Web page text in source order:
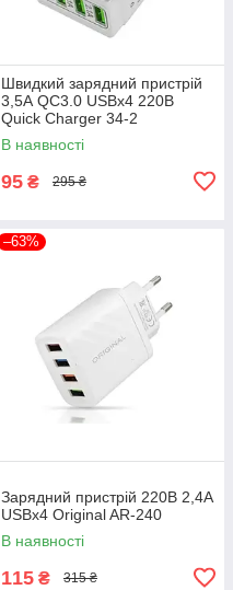
Швидкий зарядний пристрій
3,5А QC3.0 USBx4 220В
Quick Charger 34-2
В наявності
95 ₴ 295 ₴
–63%
Зарядний пристрій 220В 2,4А
USBx4 Original AR-240
В наявності
115 ₴ 315 ₴